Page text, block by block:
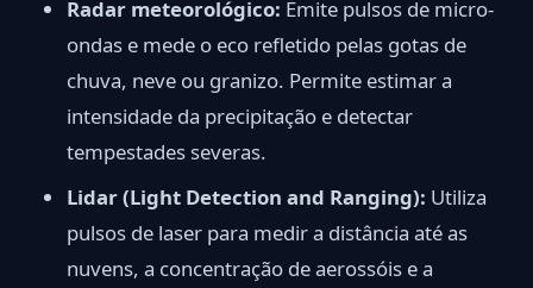
Radar meteorológico: Emite pulsos de micro-
ondas e mede o eco refletido pelas gotas de
chuva, neve ou granizo. Permite estimar a
intensidade da precipitação e detectar
tempestades severas.
Lidar (Light Detection and Ranging): Utiliza
pulsos de laser para medir a distância até as
nuvens, a concentração de aerossóis e a